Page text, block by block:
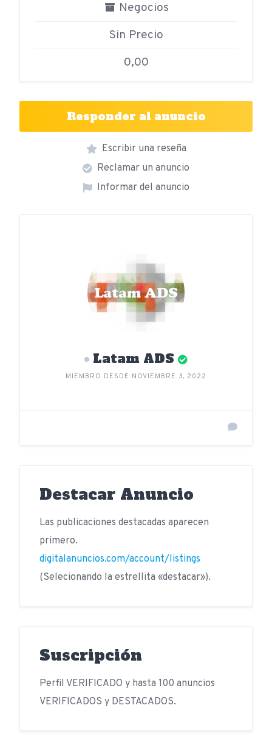
Negocios
Sin Precio
0,00
Responder al anuncio
Escribir una reseña
Reclamar un anuncio
Informar del anuncio
Latam ADS
MIEMBRO DESDE NOVIEMBRE 3, 2022
Destacar Anuncio
Las publicaciones destacadas aparecen
primero.
digitalanuncios.com/account/listings
(Selecionando la estrellita «destacar»).
Suscripción
Perfil VERIFICADO y hasta 100 anuncios
VERIFICADOS y DESTACADOS.